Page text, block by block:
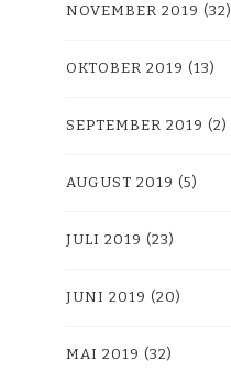
NOVEMBER 2019 (32)
OKTOBER 2019 (13)
SEPTEMBER 2019 (2)
AUGUST 2019 (5)
JULI 2019 (23)
JUNI 2019 (20)
MAI 2019 (32)